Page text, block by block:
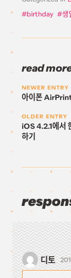
birthday 생
read
OLDER ENTRY
iOS 4.2.1에서
하기
NEWER ENTRY
아이폰 AirPrint
디토